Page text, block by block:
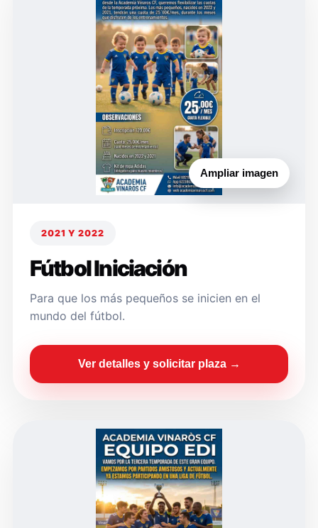
Ampliar imagen
2021 Y 2022
Fútbol Iniciación
Para que los más pequeños se inicien en el
mundo del fútbol.
Ver detalles y solicitar plaza →